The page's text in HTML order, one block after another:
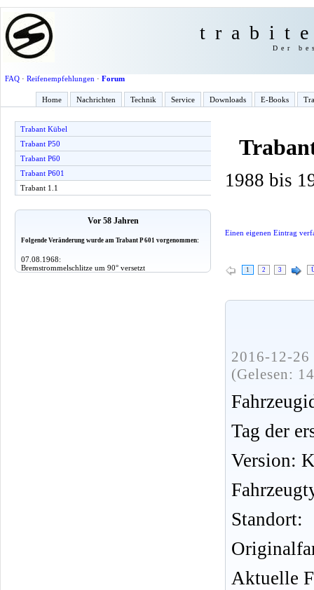
Der
FAQ· Reifenempfehlungen · Forum
Home Nachrichten Technik Service Downloads E-Books
Trabant Kübel
Trabant P50
Trabant P60
Trabant P601
Trabant 1.1
Vor 58 Jahren
Folgende Veränderung wurde am Trabant P 601 vorgenommen:
07.08.1968:
Bremstrommelschlitze um 90° versetzt
1988 bis
Einen eigenen Eintrag
1 2 3
2016-12-
(Gelesen:
Tag der
Version:
Standort:
Aktuelle